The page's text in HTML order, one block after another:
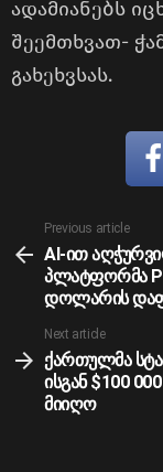
ადამიანებს
შეემთხვათ-
გახეხვსას.
more
Previous article
AI-ით
პლატფორმა
დოლარის
Next article
ქართულმა
ისგან $100
მიიღო